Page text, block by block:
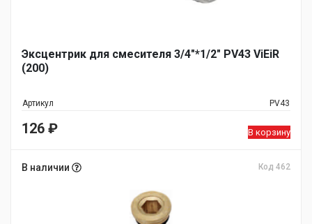
Эксцентрик для смесителя 3/4"*1/2" PV43 ViEiR
(200)
Артикул PV43
126 ₽ В корзину
В наличии Код 462